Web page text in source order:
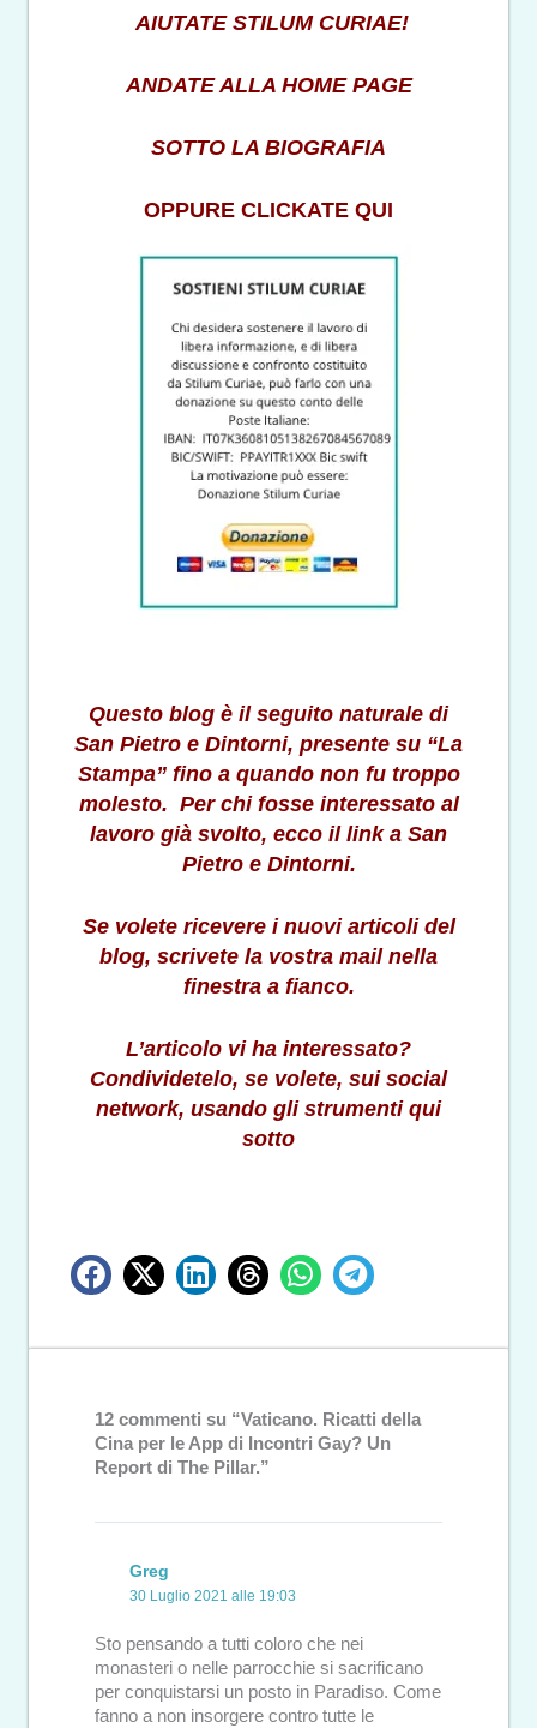
AIUTATE STILUM CURIAE!
ANDATE ALLA HOME PAGE
SOTTO LA BIOGRAFIA
OPPURE CLICKATE QUI
Questo blog è il seguito naturale di
San Pietro e Dintorni, presente su “La
Stampa” fino a quando non fu troppo
molesto. Per chi fosse interessato al
lavoro già svolto, ecco il link a San
Pietro e Dintorni.
Se volete ricevere i nuovi articoli del
blog, scrivete la vostra mail nella
finestra a fianco.
L’articolo vi ha interessato?
Condividetelo, se volete, sui social
network, usando gli strumenti qui
sotto
12 commenti su “Vaticano. Ricatti della
Cina per le App di Incontri Gay? Un
Report di The Pillar.”
Greg
30 Luglio 2021 alle 19:03
Sto pensando a tutti coloro che nei
monasteri o nelle parrocchie si sacrificano
per conquistarsi un posto in Paradiso. Come
fanno a non insorgere contro tutte le